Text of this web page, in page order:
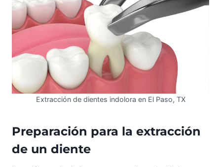
Extracción de dientes indolora en El Paso, TX
Preparación para la extracción
de un diente